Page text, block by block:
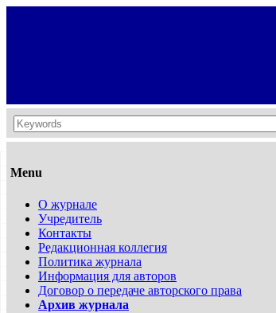
Menu
О журнале
Учредитель
Контакты
Редакционная коллегия
Политика журнала
Информация для авторов
Договор о передаче авторского права
Архив журнала